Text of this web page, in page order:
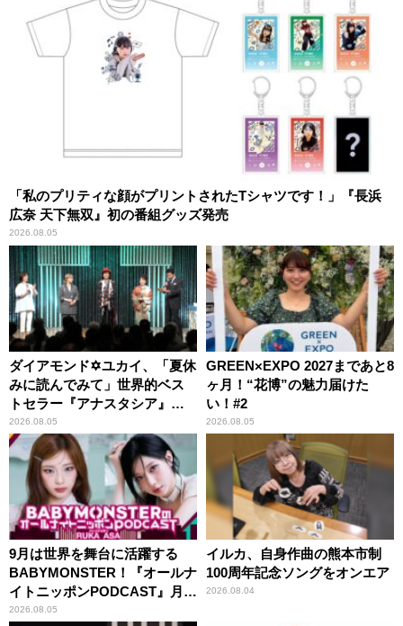
「私のプリティな顔がプリントされたTシャツです！」『長浜
広奈 天下無双』初の番組グッズ発売
2026.08.05
ダイアモンド✡ユカイ、「夏休
みに読んでみて」世界的ベス
トセラー『アナスタシア』を
紹介
2026.08.05
GREEN×EXPO 2027まであと8
ヶ月！“花博”の魅力届けた
い！#2
2026.08.05
9月は世界を舞台に活躍する
BABYMONSTER！『オールナ
イトニッポンPODCAST』月替
わりパーソナリティ
2026.08.05
イルカ、自身作曲の熊本市制
100周年記念ソングをオンエア
2026.08.04